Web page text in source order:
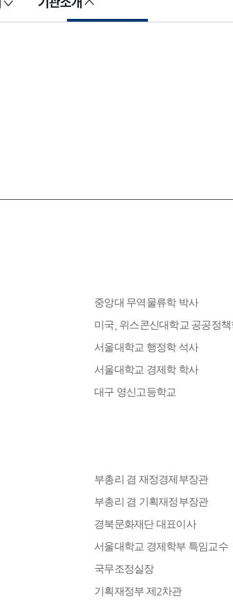
중앙대 무역물류학 박사
미국, 위스콘신대학교 공공정
서울대학교 행정학 석사
서울대학교 경제학 학사
대구 영신고등학교
부총리 겸 재정경제부장관
부총리 겸 기획재정부장관
경북문화재단 대표이사
서울대학교 경제학부 특임교수
국무조정실장
기획재정부 제2차관